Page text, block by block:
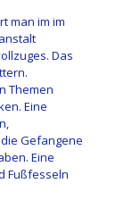
man im im
Das
Themen
Eine
Gefangene
Eine
Fußfesseln